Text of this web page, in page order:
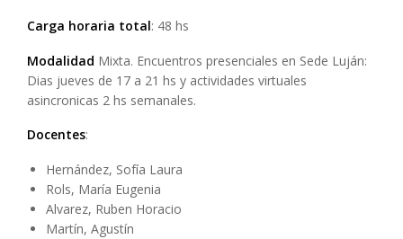
Carga horaria total: 48 hs
Modalidad Mixta. Encuentros presenciales en Sede Luján:
Dias jueves de 17 a 21 hs y actividades virtuales
asincronicas 2 hs semanales.
Docentes:
Hernández, Sofía Laura
Rols, María Eugenia
Alvarez, Ruben Horacio
Martín, Agustín